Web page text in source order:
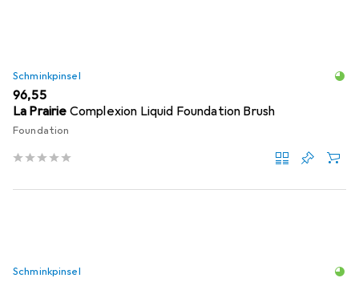
Schminkpinsel
EUR
96,55
La Prairie Complexion Liquid Foundation Brush
Foundation
Schminkpinsel